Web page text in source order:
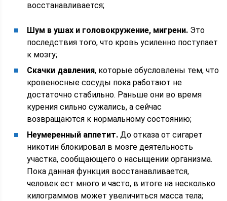
восстанавливается;
Шум в ушах и головокружение, мигрени. Это
последствия того, что кровь усиленно поступает
к мозгу;
Скачки давления, которые обусловлены тем, что
кровеносные сосуды пока работают не
достаточно стабильно. Раньше они во время
курения сильно сужались, а сейчас
возвращаются к нормальному состоянию;
Неумеренный аппетит. До отказа от сигарет
никотин блокировал в мозге деятельность
участка, сообщающего о насыщении организма.
Пока данная функция восстанавливается,
человек ест много и часто, в итоге на несколько
килограммов может увеличиться масса тела;